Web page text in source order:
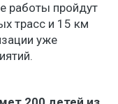
работы пройдут
трасс и 15 км
уже